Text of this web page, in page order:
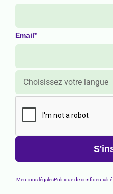
Email*
Mentions légalesPolitique de confidentialité